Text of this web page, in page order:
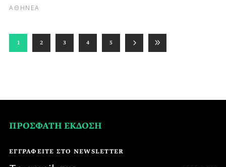
ΑΘΗΝΕΑ
1 2 3 4 5
ΠΡΟΣΦΑΤΗ ΕΚΔΟΣΗ
ΕΓΓΡΑΦΕΙΤΕ ΣΤΟ NEWSLETTER